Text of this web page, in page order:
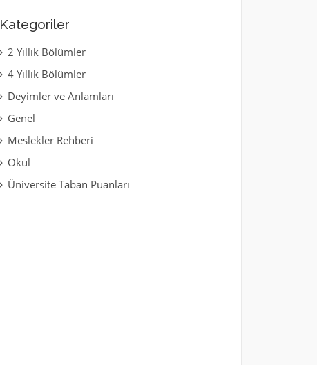
Kategoriler
2 Yıllık Bölümler
4 Yıllık Bölümler
Deyimler ve Anlamları
Genel
Meslekler Rehberi
Okul
Üniversite Taban Puanları